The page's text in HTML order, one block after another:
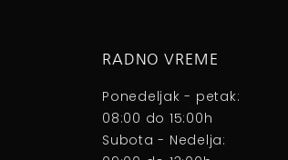
RADNO VREME
Ponedeljak - petak:
08:00 do 15:00h
Subota - Nedelja: